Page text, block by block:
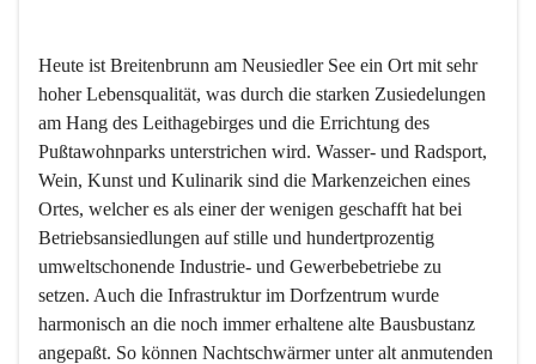
Heute ist Breitenbrunn am Neusiedler See ein Ort mit sehr
hoher Lebensqualität, was durch die starken Zusiedelungen
am Hang des Leithagebirges und die Errichtung des
Pußtawohnparks unterstrichen wird. Wasser- und Radsport,
Wein, Kunst und Kulinarik sind die Markenzeichen eines
Ortes, welcher es als einer der wenigen geschafft hat bei
Betriebsansiedlungen auf stille und hundertprozentig
umweltschonende Industrie- und Gewerbebetriebe zu
setzen. Auch die Infrastruktur im Dorfzentrum wurde
harmonisch an die noch immer erhaltene alte Bausbustanz
angepaßt. So können Nachtschwärmer unter alt anmutenden